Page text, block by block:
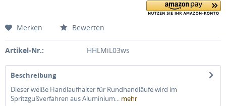
Merken Bewerten
Artikel-Nr.: HHLMiL03ws
Beschreibung
Dieser weiße Handlaufhalter für Rundhandläufe wird im
Spritzgußverfahren aus Aluminium... mehr